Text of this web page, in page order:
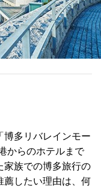
多リバレインモー
からのホテルまで
家族での博多旅行の
薦したい理由は、何